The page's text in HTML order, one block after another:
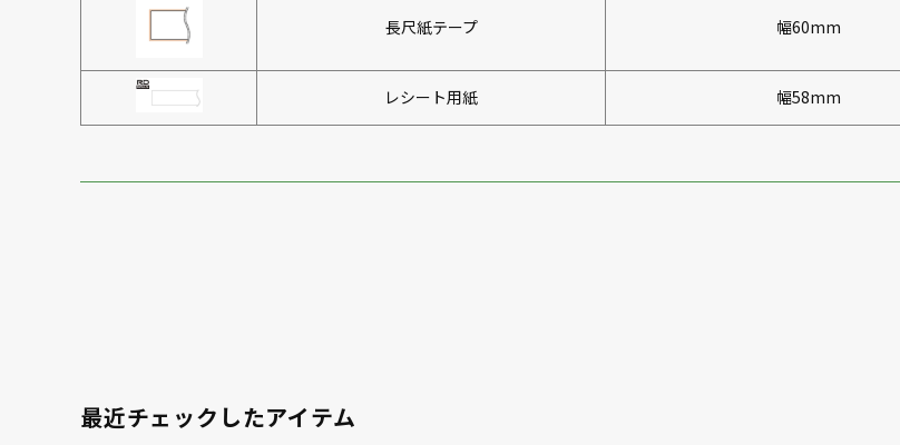
長尺紙テープ 幅60mm
レシート用紙 幅58mm
最近チェックしたアイテム